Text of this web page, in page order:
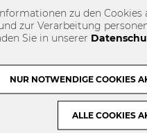
zu den Cookies
zur Verarbeitung
Sie in unserer
NUR NOTWENDIGE COOKIES
ALLE COOKIES